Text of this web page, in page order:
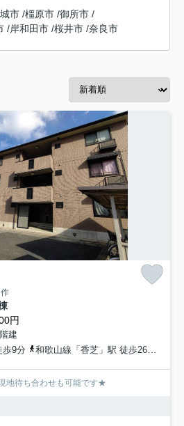
市 /橿原市 /御所市 /
/岸和田市 /桜井市 /奈良市
円
建
歩9分
和歌山線「香芝」駅 徒歩26分
地待ち合わせも可能です★